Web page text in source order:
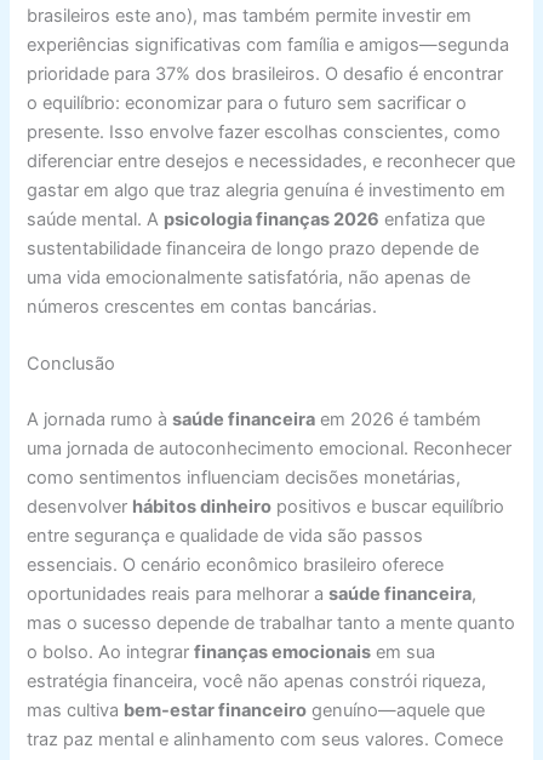
brasileiros este ano), mas também permite investir em
experiências significativas com família e amigos—segunda
prioridade para 37% dos brasileiros. O desafio é encontrar
o equilíbrio: economizar para o futuro sem sacrificar o
presente. Isso envolve fazer escolhas conscientes, como
diferenciar entre desejos e necessidades, e reconhecer que
gastar em algo que traz alegria genuína é investimento em
saúde mental. A psicologia finanças 2026 enfatiza que
sustentabilidade financeira de longo prazo depende de
uma vida emocionalmente satisfatória, não apenas de
números crescentes em contas bancárias.
Conclusão
A jornada rumo àsaúde financeira em 2026 é também
uma jornada de autoconhecimento emocional. Reconhecer
como sentimentos influenciam decisões monetárias,
desenvolver hábitos dinheiro positivos e buscar equilíbrio
entre segurança e qualidade de vida são passos
essenciais. O cenário econômico brasileiro oferece
oportunidades reais para melhorar asaúde financeira,
mas o sucesso depende de trabalhar tanto a mente quanto
o bolso. Ao integrarfinanças emocionais em sua
estratégia financeira, você não apenas constrói riqueza,
mas cultiva bem-estar financeiro genuíno—aquele que
traz paz mental e alinhamento com seus valores. Comece